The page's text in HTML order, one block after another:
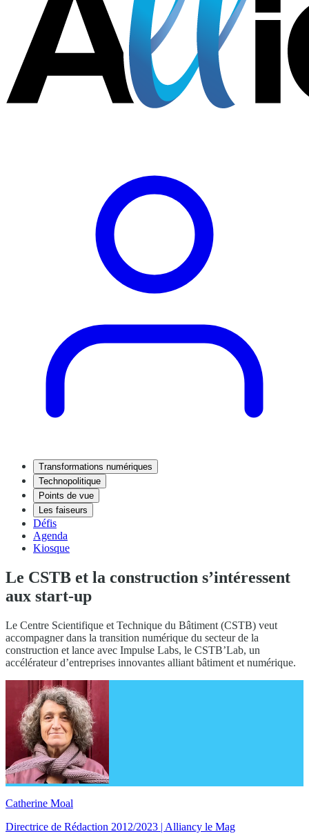
Transformations numériques
Technopolitique
Points de vue
Les faiseurs
Défis
Agenda
Kiosque
Le CSTB et la construction s’intéressent
aux start-up
Le Centre Scientifique et Technique du Bâtiment (CSTB) veut
accompagner dans la transition numérique du secteur de la
construction et lance avec Impulse Labs, le CSTB’Lab, un
accélérateur d’entreprises innovantes alliant bâtiment et numérique.
Catherine Moal
Directrice de Rédaction 2012/2023 | Alliancy le Mag